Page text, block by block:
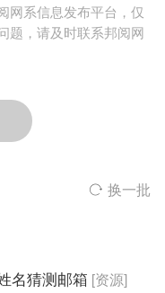
网系信息发布平台，仅
题，请及时联系邦阅网
换一批
名猜测邮箱 [资源]